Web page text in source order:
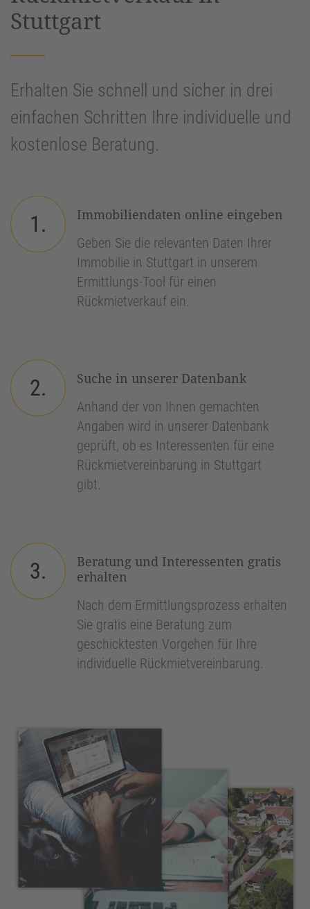
Stuttgart
Erhalten Sie schnell und sicher in drei
einfachen Schritten Ihre individuelle und
kostenlose Beratung.
1.
Immobiliendaten online eingeben
Geben Sie die relevanten Daten Ihrer
Immobilie in Stuttgart in unserem
Ermittlungs-Tool für einen
Rückmietverkauf ein.
2.
Suche in unserer Datenbank
Anhand der von Ihnen gemachten
Angaben wird in unserer Datenbank
geprüft, ob es Interessenten für eine
Rückmietvereinbarung in Stuttgart
gibt.
3.
Beratung und Interessenten gratis
erhalten
Nach dem Ermittlungsprozess erhalten
Sie gratis eine Beratung zum
geschicktesten Vorgehen für Ihre
individuelle Rückmietvereinbarung.